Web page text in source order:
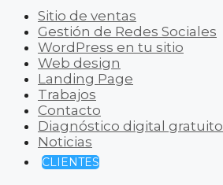
Sitio de ventas
Gestión de Redes Sociales
WordPress en tu sitio
Web design
Landing Page
Trabajos
Contacto
Diagnóstico digital gratuito
Noticias
CLIENTES